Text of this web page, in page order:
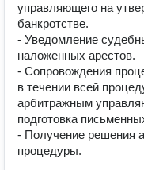
управляющего на
банкротстве.
- Уведомление
наложенных арестов.
- Сопровождения
в течении всей
арбитражным
подготовка
- Получение решения
процедуры.